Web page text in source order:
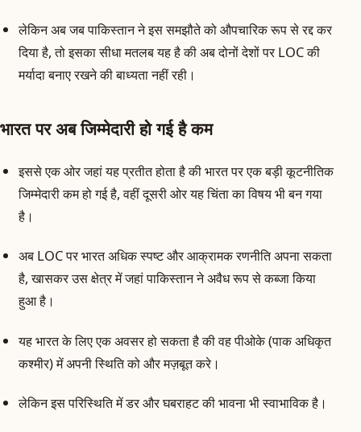
लेकिन अब जब पाकिस्तान ने इस समझौते को औपचारिक रूप से रद्द कर
दिया है, तो इसका सीधा मतलब यह है की अब दोनों देशों पर LOC की
मर्यादा बनाए रखने की बाध्यता नहीं रही।
भारत पर अब जिम्मेदारी हो गई है कम
इससे एक ओर जहां यह प्रतीत होता है की भारत पर एक बड़ी कूटनीतिक
जिम्मेदारी कम हो गई है, वहीं दूसरी ओर यह चिंता का विषय भी बन गया
है।
अब LOC पर भारत अधिक स्पष्ट और आक्रामक रणनीति अपना सकता
है, खासकर उस क्षेत्र में जहां पाकिस्तान ने अवैध रूप से कब्जा किया
हुआ है।
यह भारत के लिए एक अवसर हो सकता है की वह पीओके (पाक अधिकृत
कश्मीर) में अपनी स्थिति को और मज़बूत करे।
लेकिन इस परिस्थिति में डर और घबराहट की भावना भी स्वाभाविक है।